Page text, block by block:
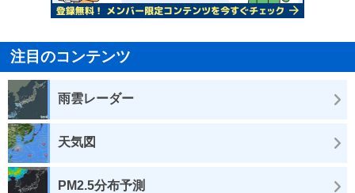
注目のコンテンツ
雨雲レーダー
天気図
PM2.5分布予測